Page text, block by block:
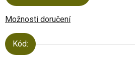
Možnosti doručení
Kód: